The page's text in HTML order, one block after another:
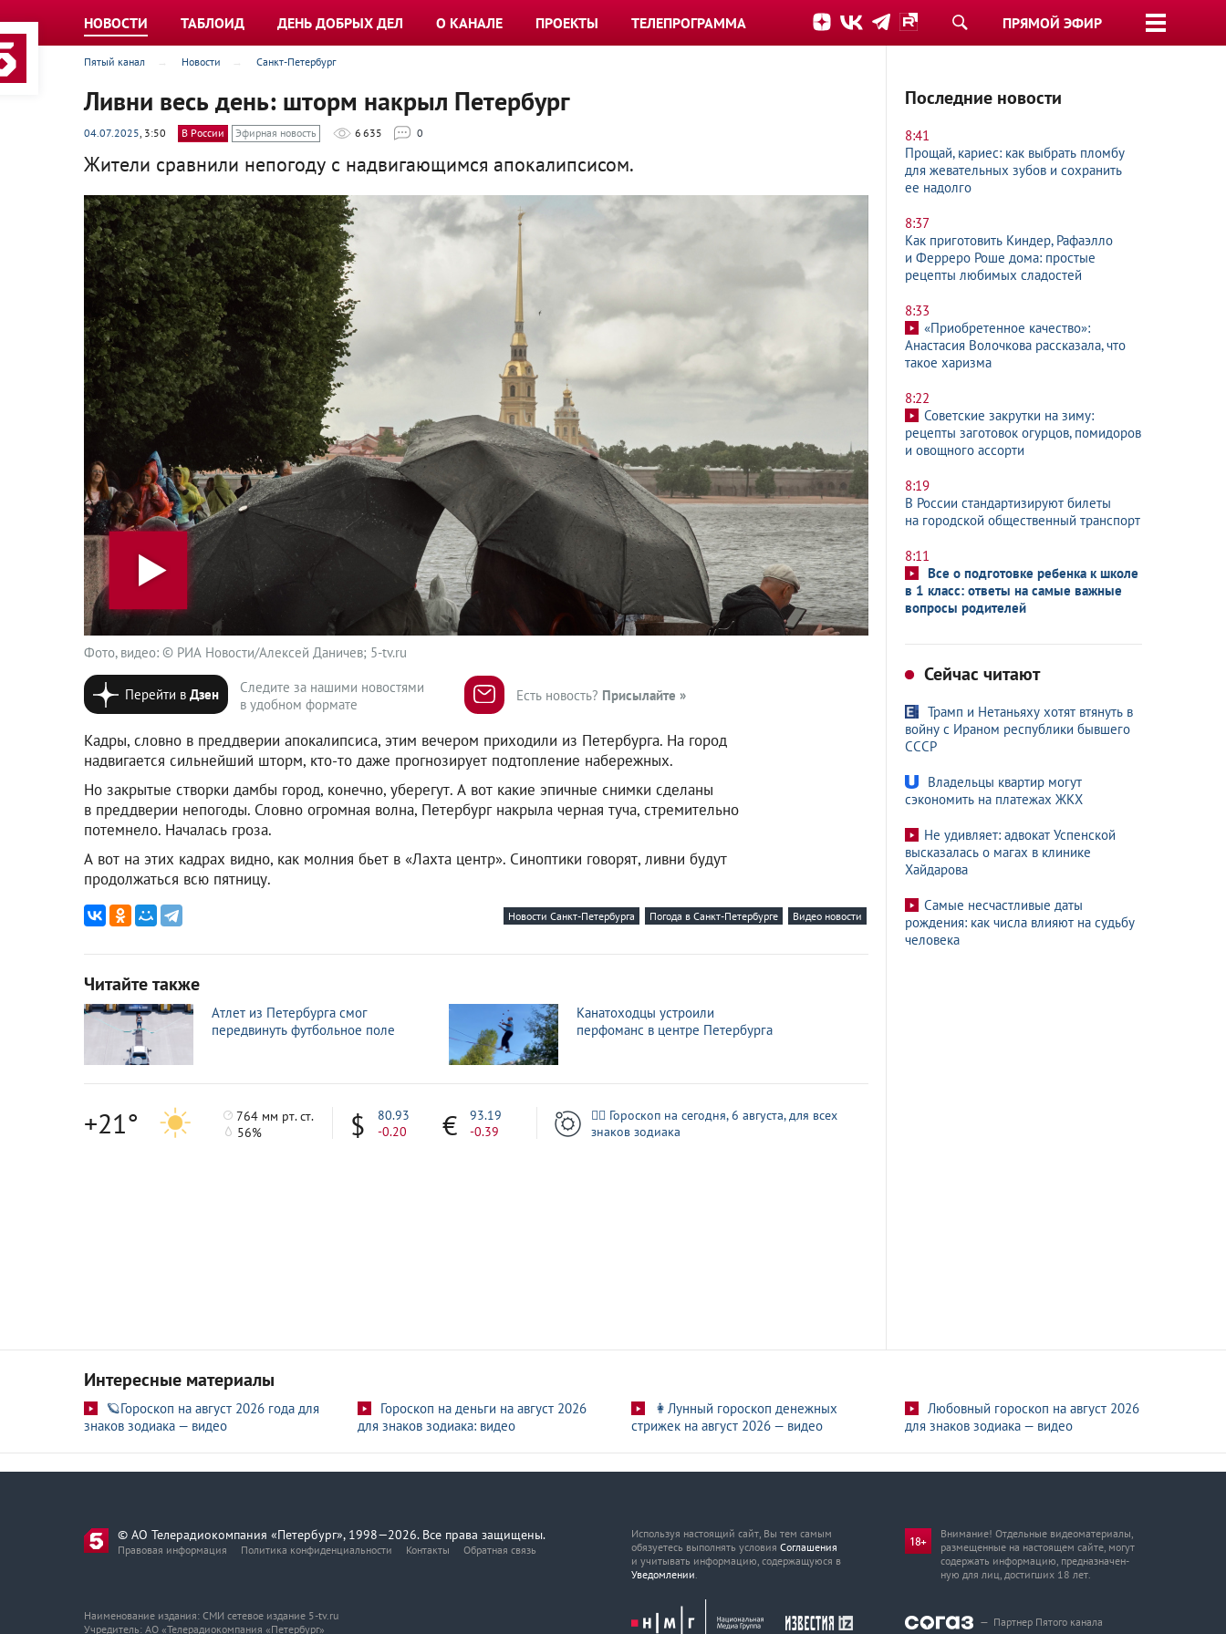
ПРЯМОЙ ЭФИР
НОВОСТИ ТАБЛОИД ДЕНЬ ДОБРЫХ ДЕЛ О КАНАЛЕ ПРОЕКТЫ ТЕЛЕПРОГРАММА
Пятый канал Новости Санкт-Петербург
Ливни весь день: шторм накрыл Петербург
04.07.2025, 3:50 В России Эфирная новость 6 635 0
Жители сравнили непогоду с надвигающимся апокалипсисом.
Фото, видео: © РИА Новости/Алексей Даничев; 5-tv.ru
Перейти вДзен
Следите за нашими новостями
в удобном формате
Есть новость? Присылайте »
Кадры, словно в преддверии апокалипсиса, этим вечером приходили из Петербурга. На город
надвигается сильнейший шторм, кто-то даже прогнозирует подтопление набережных.
Но закрытые створки дамбы город, конечно, уберегут. А вот какие эпичные снимки сделаны
в преддверии непогоды. Словно огромная волна, Петербург накрыла черная туча, стремительно
потемнело. Началась гроза.
А вот на этих кадрах видно, как молния бьет в «Лахта центр». Синоптики говорят, ливни будут
продолжаться всю пятницу.
Новости Санкт-Петербурга Погода в Санкт-Петербурге Видео новости
Читайте также
Атлет из Петербурга смог
передвинуть футбольное поле
Канатоходцы устроили
перфоманс в центре Петербурга
+21°
764 мм рт. ст.
56%
80.93
-0.20
93.19
-0.39
🧙‍♀ Гороскоп на сегодня, 6 августа, для всех
знаков зодиака
Последние новости
8:41
Прощай, кариес: как выбрать пломбу
для жевательных зубов и сохранить
ее надолго
8:37
Как приготовить Киндер, Рафаэлло
и Ферреро Роше дома: простые
рецепты любимых сладостей
8:33
«Приобретенное качество»:
Анастасия Волочкова рассказала, что
такое харизма
8:22
Советские закрутки на зиму:
рецепты заготовок огурцов, помидоров
и овощного ассорти
8:19
В России стандартизируют билеты
на городской общественный транспорт
8:11
Все о подготовке ребенка к школе
в 1 класс: ответы на самые важные
вопросы родителей
Сейчас читают
Трамп и Нетаньяху хотят втянуть в
войну с Ираном республики бывшего
СССР
Владельцы квартир могут
сэкономить на платежах ЖКХ
Не удивляет: адвокат Успенской
высказалась о магах в клинике
Хайдарова
Самые несчастливые даты
рождения: как числа влияют на судьбу
человека
Интересные материалы
🪐Гороскоп на август 2026 года для
знаков зодиака — видео
Гороскоп на деньги на август 2026
для знаков зодиака: видео
👩Лунный гороскоп денежных
стрижек на август 2026 — видео
Любовный гороскоп на август 2026
для знаков зодиака — видео
© АО Телерадиокомпания «Петербург», 1998—2026. Все права защищены.
Правовая информация Политика конфиденциальности Контакты Обратная связь
Используя настоящий сайт, Вы тем самым
обязуетесь выполнять условия Соглашения
и учитывать информацию, содержащуюся в
Уведомлении.
Внимание! Отдельные видеоматериалы,
размещенные на настоящем сайте, могут
содержать информацию, предназначен­
ную для лиц, достигших 18 лет.
Наименование издания: СМИ сетевое издание 5-tv.ru
Учредитель: АО «Телерадиокомпания «Петербург»
— Партнер Пятого канала